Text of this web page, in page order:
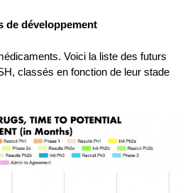
de développement
Voici la liste des futurs
classés en fonction de leur stade